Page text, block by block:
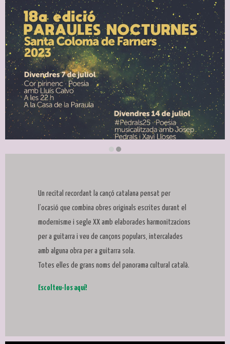
Un recital recordant la cançó catalana pensat per
l’ocasió que combina obres originals escrites durant el
modernisme i segle XX amb elaborades harmonitzacions
per a guitarra i veu de cançons populars, intercalades
amb alguna obra per a guitarra sola.
Totes elles de grans noms del panorama cultural català.
Escolteu-los aquí!